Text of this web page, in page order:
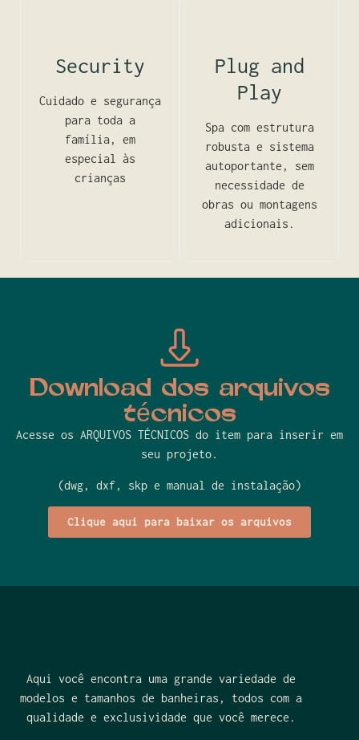
Security
Cuidado e segurança
para toda a
família, em
especial às
crianças
Plug and
Play
Spa com estrutura
robusta e sistema
autoportante, sem
necessidade de
obras ou montagens
adicionais.
Download dos arquivos
técnicos
Acesse os ARQUIVOS TÉCNICOS do item para inserir em
seu projeto.
(dwg, dxf, skp e manual de instalação)
Clique aqui para baixar os arquivos
Aqui você encontra uma grande variedade de
modelos e tamanhos de banheiras, todos com a
qualidade e exclusividade que você merece.